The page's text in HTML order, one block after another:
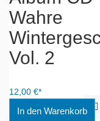
to Wishlist
Wahre
Vol. 2